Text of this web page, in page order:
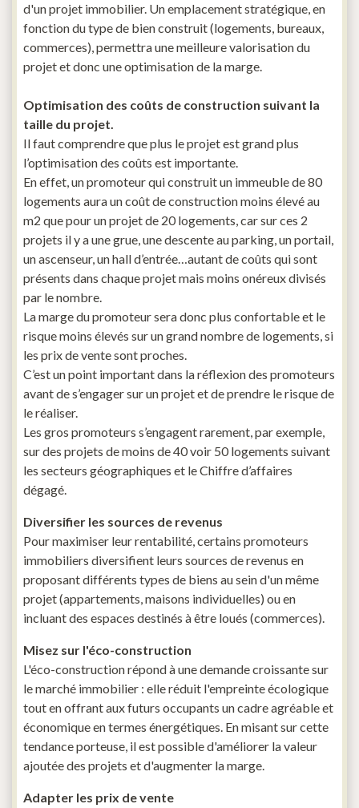
d'un projet immobilier. Un emplacement stratégique, en
fonction du type de bien construit (logements, bureaux,
commerces), permettra une meilleure valorisation du
projet et donc une optimisation de la marge.
Optimisation des coûts de construction suivant la
taille du projet.
Il faut comprendre que plus le projet est grand plus
l’optimisation des coûts est importante.
En effet, un promoteur qui construit un immeuble de 80
logements aura un coût de construction moins élevé au
m2 que pour un projet de 20 logements, car sur ces 2
projets il y a une grue, une descente au parking, un portail,
un ascenseur, un hall d’entrée…autant de coûts qui sont
présents dans chaque projet mais moins onéreux divisés
par le nombre.
La marge du promoteur sera donc plus confortable et le
risque moins élevés sur un grand nombre de logements, si
les prix de vente sont proches.
C’est un point important dans la réflexion des promoteurs
avant de s’engager sur un projet et de prendre le risque de
le réaliser.
Les gros promoteurs s’engagent rarement, par exemple,
sur des projets de moins de 40 voir 50 logements suivant
les secteurs géographiques et le Chiffre d’affaires
dégagé.
Diversifier les sources de revenus
Pour maximiser leur rentabilité, certains promoteurs
immobiliers diversifient leurs sources de revenus en
proposant différents types de biens au sein d'un même
projet (appartements, maisons individuelles) ou en
incluant des espaces destinés à être loués (commerces).
Misez sur l'éco-construction
L'éco-construction répond à une demande croissante sur
le marché immobilier : elle réduit l'empreinte écologique
tout en offrant aux futurs occupants un cadre agréable et
économique en termes énergétiques. En misant sur cette
tendance porteuse, il est possible d'améliorer la valeur
ajoutée des projets et d'augmenter la marge.
Adapter les prix de vente